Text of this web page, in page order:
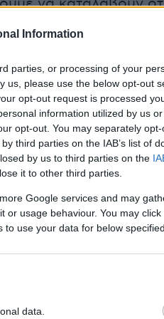
Information
parties, or processing of your
us, please use the below opt-out
opt-out request is processed
information utilized by us
opt-out. You may separately
third parties on the IAB’s list of
by us to third parties on the
it to other third parties.
Google services and may
or usage behaviour. You may
use your data for below
data.
να καταλάβουν
v-cyw8q5mxmtn5)
άρα λοιπόν τα
των κηδεμόνων τους
ανέφερε και
ερωτισμού, είμαστε